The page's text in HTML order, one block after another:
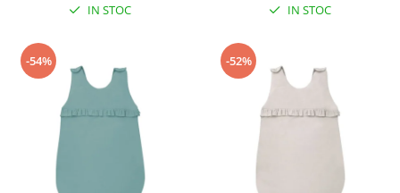
Skateboard
Scaune de biciclete copii
Baita, Igiena, Siguranta
Lenjerie mamici
IN STOC IN STOC
-54% -52%